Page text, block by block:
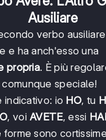
Ausiliare
verbo ausiliare
e ha anch'esso una
propria. È più
comunque speciale!
indicativo: io HO, tu
, voi AVETE, essi
sono